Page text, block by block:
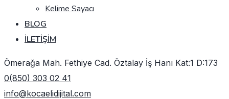
Kelime Sayacı
BLOG
İLETIŞIM
Ömerağa Mah. Fethiye Cad. Öztalay İş Hanı Kat:1 D:173
0(850) 303 02 41
info@kocaelidijital.com